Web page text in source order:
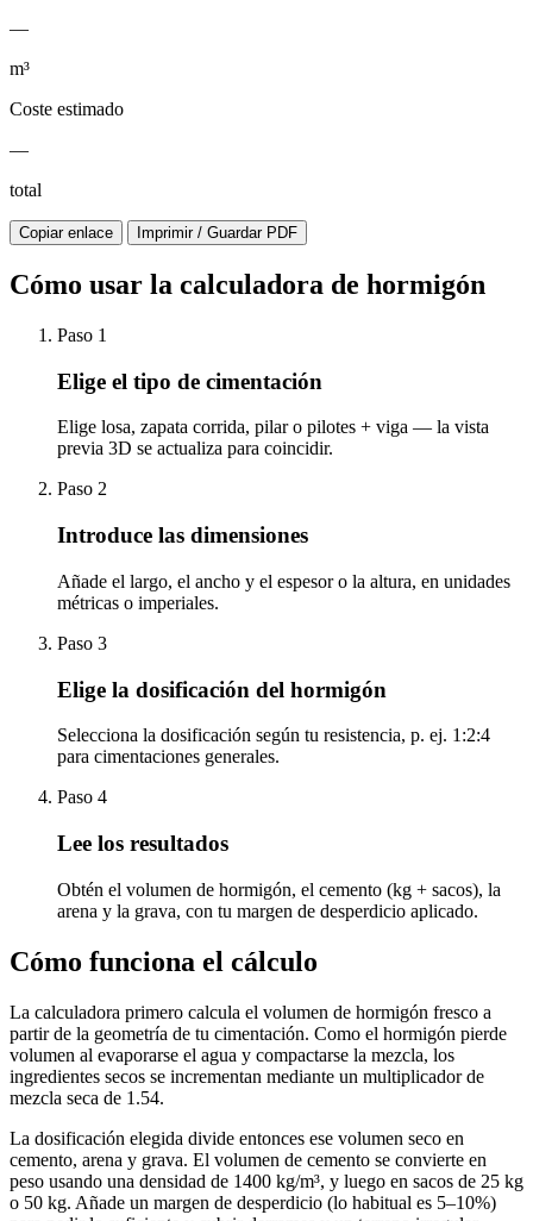
—
m³
Coste estimado
—
total
Copiar enlace Imprimir / Guardar PDF
Cómo usar la calculadora de hormigón
Paso 1
Elige el tipo de cimentación
Elige losa, zapata corrida, pilar o pilotes + viga — la vista
previa 3D se actualiza para coincidir.
Paso 2
Introduce las dimensiones
Añade el largo, el ancho y el espesor o la altura, en unidades
métricas o imperiales.
Paso 3
Elige la dosificación del hormigón
Selecciona la dosificación según tu resistencia, p. ej. 1:2:4
para cimentaciones generales.
Paso 4
Lee los resultados
Obtén el volumen de hormigón, el cemento (kg + sacos), la
arena y la grava, con tu margen de desperdicio aplicado.
Cómo funciona el cálculo
La calculadora primero calcula el volumen de hormigón fresco a
partir de la geometría de tu cimentación. Como el hormigón pierde
volumen al evaporarse el agua y compactarse la mezcla, los
ingredientes secos se incrementan mediante un multiplicador de
mezcla seca de 1.54.
La dosificación elegida divide entonces ese volumen seco en
cemento, arena y grava. El volumen de cemento se convierte en
peso usando una densidad de 1400 kg/m³, y luego en sacos de 25 kg
o 50 kg. Añade un margen de desperdicio (lo habitual es 5–10%)